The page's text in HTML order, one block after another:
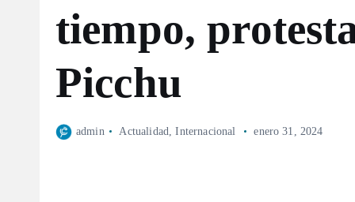
tiempo,
Picchu
admin Actualidad,Internacional enero 31, 2024